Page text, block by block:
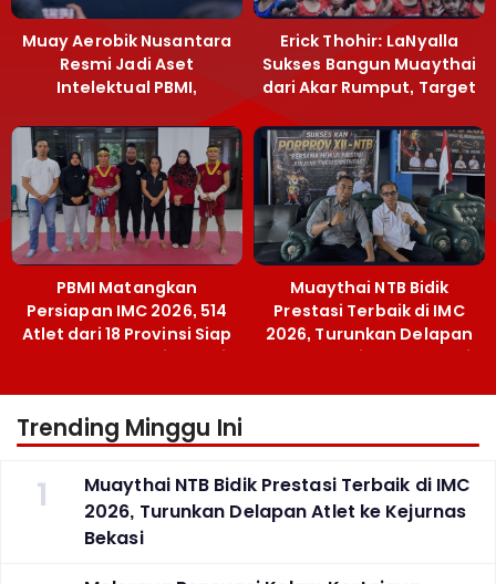
Muay Aerobik Nusantara
Resmi Jadi Aset
Intelektual PBMI,
Terobosan Bangun
Grassroots
Erick Thohir: LaNyalla
Sukses Bangun Muaythai
dari Akar Rumput, Target
PBMI Matangkan
Persiapan IMC 2026, 514
Atlet dari 18 Provinsi Siap
Berlaga Besok di Bekasi
Muaythai NTB Bidik
Prestasi Terbaik di IMC
2026, Turunkan Delapan
Atlet ke Kejurnas Bekasi
Trending Minggu Ini
1
Muaythai NTB Bidik Prestasi Terbaik di IMC
2026, Turunkan Delapan Atlet ke Kejurnas
Bekasi